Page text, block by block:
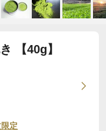
【40g】
定